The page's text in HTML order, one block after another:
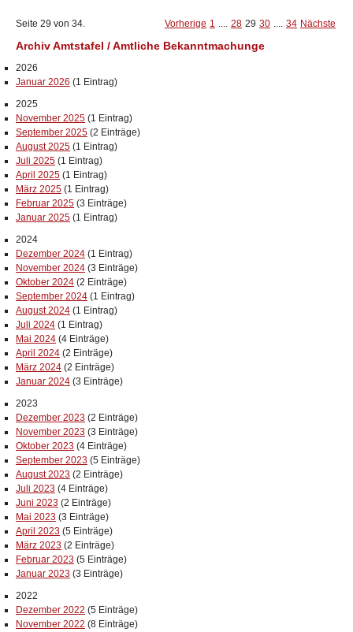
Seite 29 von 34. Vorherige 1 .... 28 29 30 .... 34 Nächste
Archiv Amtstafel / Amtliche Bekanntmachunge
2026
Januar 2026 (1 Eintrag)
2025
November 2025 (1 Eintrag)
September 2025 (2 Einträge)
August 2025 (1 Eintrag)
Juli 2025 (1 Eintrag)
April 2025 (1 Eintrag)
März 2025 (1 Eintrag)
Februar 2025 (3 Einträge)
Januar 2025 (1 Eintrag)
2024
Dezember 2024 (1 Eintrag)
November 2024 (3 Einträge)
Oktober 2024 (2 Einträge)
September 2024 (1 Eintrag)
August 2024 (1 Eintrag)
Juli 2024 (1 Eintrag)
Mai 2024 (4 Einträge)
April 2024 (2 Einträge)
März 2024 (2 Einträge)
Januar 2024 (3 Einträge)
2023
Dezember 2023 (2 Einträge)
November 2023 (3 Einträge)
Oktober 2023 (4 Einträge)
September 2023 (5 Einträge)
August 2023 (2 Einträge)
Juli 2023 (4 Einträge)
Juni 2023 (2 Einträge)
Mai 2023 (3 Einträge)
April 2023 (5 Einträge)
März 2023 (2 Einträge)
Februar 2023 (5 Einträge)
Januar 2023 (3 Einträge)
2022
Dezember 2022 (5 Einträge)
November 2022 (8 Einträge)